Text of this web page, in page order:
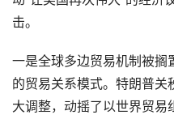
击。
一是全球多边贸易机制被搁
的贸易关系模式。特朗普关
大调整，动摇了以世界贸易